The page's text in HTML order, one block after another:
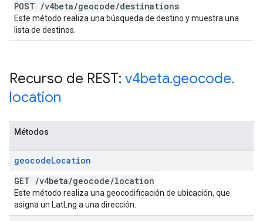
POST /v4beta/geocode/destinations
Este método realiza una búsqueda de destino y muestra una
lista de destinos.
Recurso de REST: v4beta.geocode.
location
Métodos
geocodeLocation
GET /v4beta/geocode/location
Este método realiza una geocodificación de ubicación, que
asigna un LatLng a una dirección.